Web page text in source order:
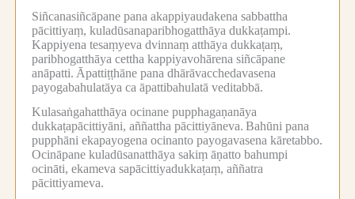
Siñcanasiñcāpane pana akappiyaudakena sabbattha
pācittiyaṃ, kuladūsanaparibhogatthāya dukkaṭampi.
Kappiyena tesaṃyeva dvinnaṃ atthāya dukkaṭaṃ,
paribhogatthāya cettha kappiyavohārena siñcāpane
anāpatti. Āpattiṭṭhāne pana dhārāvacchedavasena
payogabahulatāya ca āpattibahulatā veditabbā.
Kulasaṅgahatthāya ocinane pupphagaṇanāya
dukkaṭapācittiyāni, aññattha pācittiyāneva. Bahūni pana
pupphāni ekapayogena ocinanto payogavasena kāretabbo.
Ocināpane kuladūsanatthāya sakiṃ āṇatto bahumpi
ocināti, ekameva sapācittiyadukkaṭaṃ, aññatra
pācittiyameva.